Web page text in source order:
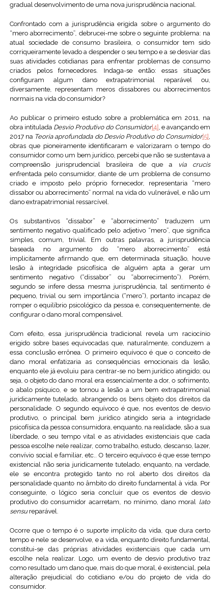
gradual desenvolvimento de uma nova jurisprudência nacional.
Confrontado com a jurisprudência erigida sobre o argumento do
“mero aborrecimento”, debrucei-me sobre o seguinte problema: na
atual sociedade de consumo brasileira, o consumidor tem sido
corriqueiramente levado a despender o seu tempo e a se desviar das
suas atividades cotidianas para enfrentar problemas de consumo
criados pelos fornecedores. Indaga-se então: essas situações
configuram algum dano extrapatrimonial reparável ou,
diversamente, representam meros dissabores ou aborrecimentos
normais na vida do consumidor?
Ao publicar o primeiro estudo sobre a problemática em 2011, na
obra intitulada Desvio Produtivo do Consumidor[4] , e avançando em
2017 na Teoria aprofundada do Desvio Produtivo do Consumidor[5] ,
obras que pioneiramente identificaram e valorizaram o tempo do
consumidor como um bem jurídico, percebi que não se sustentava a
compreensão jurisprudencial brasileira de que a
via crucis
enfrentada pelo consumidor, diante de um problema de consumo
criado e imposto pelo próprio fornecedor, representaria “mero
dissabor ou aborrecimento” normal na vida do vulnerável, e não um
dano extrapatrimonial ressarcível.
Os substantivos “dissabor” e “aborrecimento” traduzem um
sentimento negativo qualificado pelo adjetivo “mero”, que significa
simples, comum, trivial. Em outras palavras, a jurisprudência
baseada no argumento do “mero aborrecimento” está
implicitamente afirmando que, em determinada situação, houve
lesão à integridade psicofísica de alguém apta a gerar um
sentimento negativo (“dissabor” ou “aborrecimento”). Porém,
segundo se infere dessa mesma jurisprudência, tal sentimento é
pequeno, trivial ou sem importância (“mero”), portanto incapaz de
romper o equilíbrio psicológico da pessoa e, consequentemente, de
configurar o dano moral compensável.
Com efeito, essa jurisprudência tradicional revela um raciocínio
erigido sobre bases equivocadas que, naturalmente, conduzem a
essa conclusão errônea. O primeiro equívoco é que o conceito de
dano moral enfatizaria as consequências emocionais da lesão,
enquanto ele já evoluiu para centrar-se no bem jurídico atingido; ou
seja, o objeto do dano moral era essencialmente a dor, o sofrimento,
o abalo psíquico, e se tornou a lesão a um bem extrapatrimonial
juridicamente tutelado, abrangendo os bens objeto dos direitos da
personalidade. O segundo equívoco é que, nos eventos de desvio
produtivo, o principal bem jurídico atingido seria a integridade
psicofísica da pessoa consumidora, enquanto, na realidade, são a sua
liberdade, o seu tempo vital e as atividades existenciais que cada
pessoa escolhe nele realizar, como trabalho, estudo, descanso, lazer,
convívio social e familiar, etc.. O terceiro equívoco é que esse tempo
existencial não seria juridicamente tutelado, enquanto, na verdade,
ele se encontra protegido tanto no rol aberto dos direitos da
personalidade quanto no âmbito do direito fundamental à vida. Por
conseguinte, o lógico seria concluir que os eventos de desvio
produtivo do consumidor acarretam, no mínimo, dano moral lato
sensureparável.
Ocorre que o tempo é o suporte implícito da vida, que dura certo
tempo e nele se desenvolve, e a vida, enquanto direito fundamental,
constitui-se das próprias atividades existenciais que cada um
escolhe nela realizar. Logo, um evento de desvio produtivo traz
como resultado um dano que, mais do que moral, é existencial, pela
alteração prejudicial do cotidiano e/ou do projeto de vida do
consumidor.